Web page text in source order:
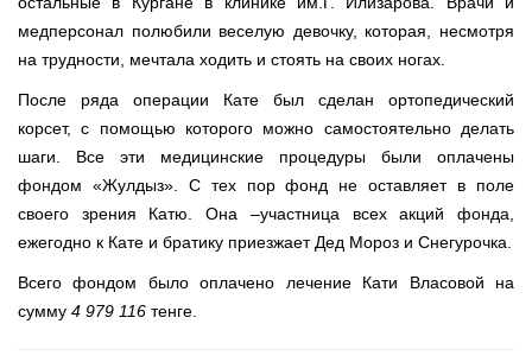
медперсонал полюбили веселую девочку, которая, несмотря
на трудности, мечтала ходить и стоять на своих ногах.
После ряда операции Кате был сделан ортопедический
корсет, с помощью которого можно самостоятельно делать
шаги. Все эти медицинские процедуры были оплачены
фондом «Жулдыз». С тех пор фонд не оставляет в поле
своего зрения Катю. Она –участница всех акций фонда,
ежегодно к Кате и братику приезжает Дед Мороз и Снегурочка.
Всего фондом было оплачено лечение Кати Власовой на
сумму 4 979 116 тенге.